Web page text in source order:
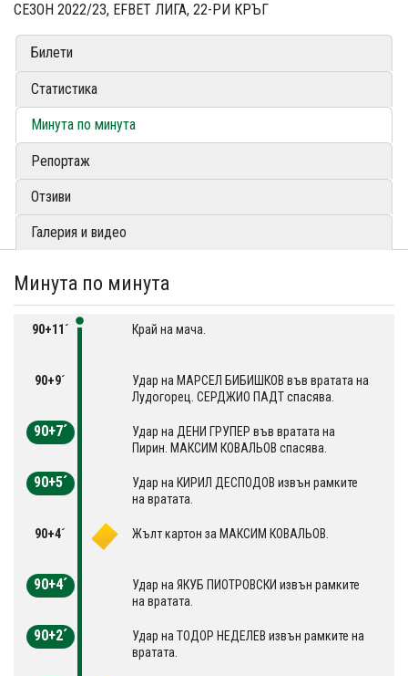
СЕЗОН 2022/23, EFBET ЛИГА, 22-РИ КРЪГ
Билети
Статистика
Минута по минута
Репортаж
Отзиви
Галерия и видео
Минута по минута
90+11´ Край на мача.
90+9´
Удар на МАРСЕЛ БИБИШКОВ във вратата на
Лудогорец. СЕРДЖИО ПАДТ спасява.
90+7´
Удар на ДЕНИ ГРУПЕР във вратата на
Пирин. МАКСИМ КОВАЛЬОВ спасява.
90+5´
Удар на КИРИЛ ДЕСПОДОВ извън рамките
на вратата.
90+4´ Жълт картон за МАКСИМ КОВАЛЬОВ.
90+4´
Удар на ЯКУБ ПИОТРОВСКИ извън рамките
на вратата.
90+2´
Удар на ТОДОР НЕДЕЛЕВ извън рамките на
вратата.